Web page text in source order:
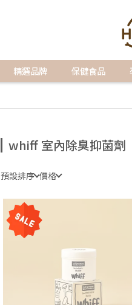
精選品牌 保健食品
whiff 室內除臭抑菌劑
預設排序 價格